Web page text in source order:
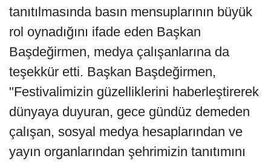
tanıtılmasında basın mensuplarının büyük
rol oynadığını ifade eden Başkan
Başdeğirmen, medya çalışanlarına da
teşekkür etti. Başkan Başdeğirmen,
"Festivalimizin güzelliklerini haberleştirerek
dünyaya duyuran, gece gündüz demeden
çalışan, sosyal medya hesaplarından ve
yayın organlarından şehrimizin tanıtımını